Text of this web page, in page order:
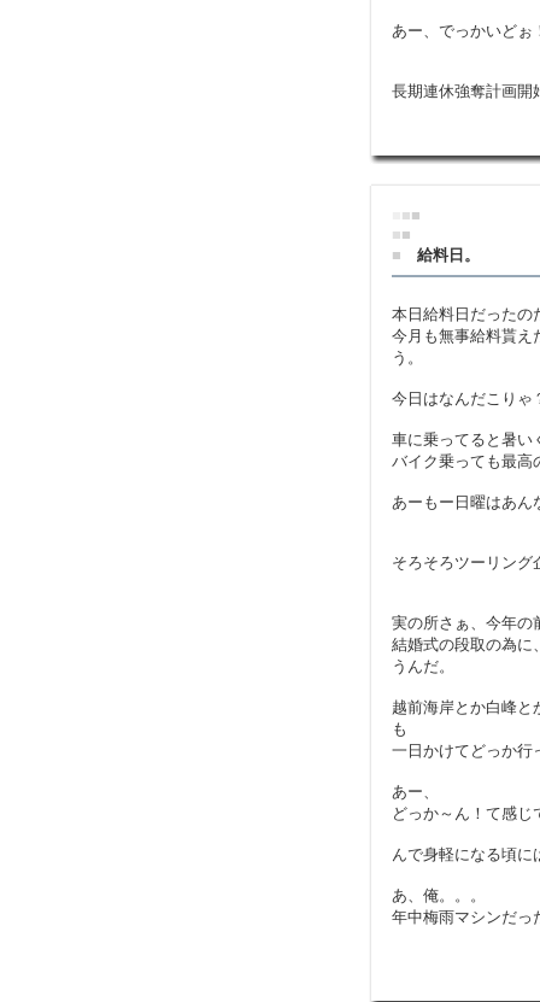
あー、でっかいどぉ
長期連休強奪計画
■■
■■
■
給料日。
本日給料日だったの
今月も無事給料貰え
う。
今日はなんだこりゃ
車に乗ってると暑い
バイク乗っても最高
あーもー日曜はあ
そろそろツーリング
実の所さぁ、今年の
結婚式の段取の為に
うんだ。
越前海岸とか白峰と
も
一日かけてどっか行
あー、
どっか～ん！て感
んで身軽になる頃に
あ、俺。。。
年中梅雨マシンだっ